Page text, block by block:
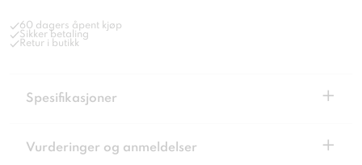
60 dagers åpent kjøp
Sikker betaling
Retur i butikk
Spesifikasjoner +
Vurderinger og anmeldelser +